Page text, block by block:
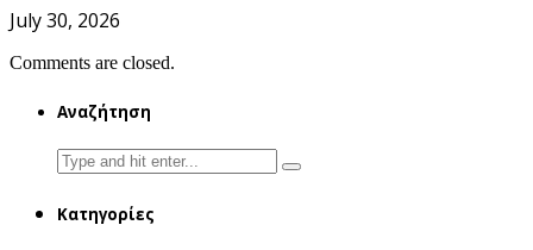
July 30, 2026
Comments are closed.
Αναζήτηση
Search
for:
Κατηγορίες